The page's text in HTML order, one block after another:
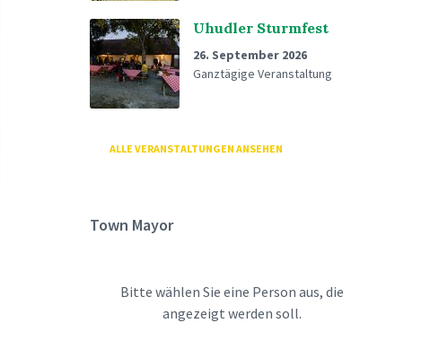
Uhudler Sturmfest
26. September 2026
Ganztägige Veranstaltung
ALLE VERANSTALTUNGEN ANSEHEN
Town Mayor
Bitte wählen Sie eine Person aus, die
angezeigt werden soll.